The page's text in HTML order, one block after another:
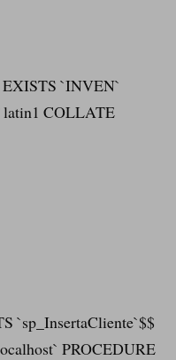
`INVEN`
COLLATE
`sp_InsertaCliente`$$
PROCEDURE